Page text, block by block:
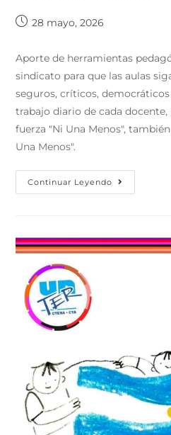
28 mayo, 2026
Aporte de herramientas
sindicato para que las aulas
seguros, críticos,
trabajo diario de cada
fuerza "Ni Una Menos",
Una Menos".
Continuar Leyendo